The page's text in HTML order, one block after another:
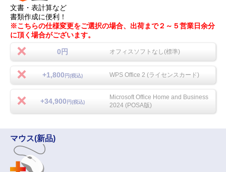
文書・表計算など
書類作成に便利！
※こちらの仕様変更をご選択の場合、出荷まで２～５営業日余分
に頂く場合がございます。
0円 オフィスソフトなし(標準)
+1,800 円(税込) WPS Office 2 (ライセンスカード)
+34,900 円(税込)
Microsoft Office Home and Business
2024 (POSA版)
マウス(新品)